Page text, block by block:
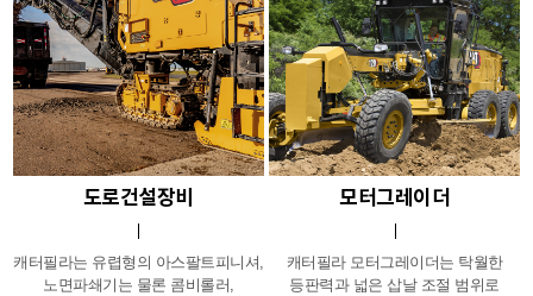
ACERT 엔진은 최상의 연료효율을,
편안한 운전공간은 높은 작업효율을
보장해 줍니다.
건설현장에서 활약하고 있습니다.
도로건설장비
캐터필라는 유렵형의 아스팔트피니셔,
노면파쇄기는 물론 콤비롤러,
모터그레이더
캐터필라 모터그레이더는 탁월한
등판력과 넓은 삽날 조절 범위로